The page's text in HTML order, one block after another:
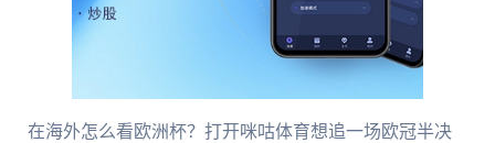
在海外怎么看欧洲杯？打开咪咕体育想追一场欧冠半决